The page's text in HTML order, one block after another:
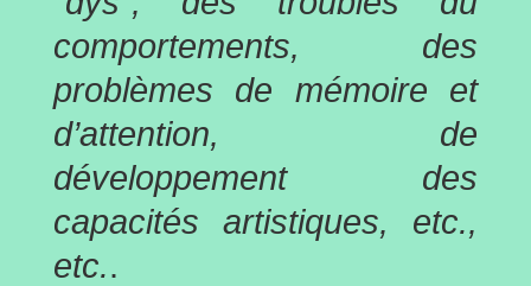
comportements, des
problèmes de mémoire et
d’attention, de
développement des
capacités artistiques, etc.,
etc..